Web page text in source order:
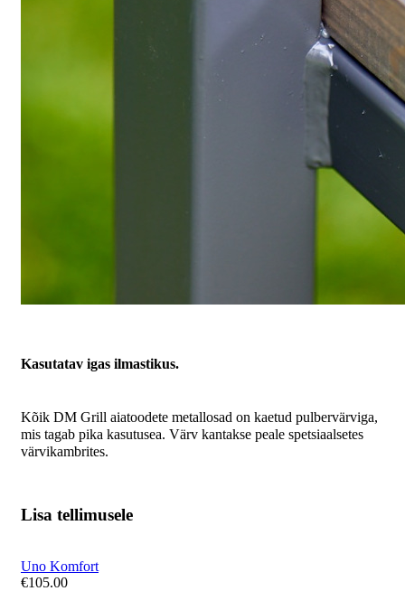
Kasutatav igas ilmastikus.
Kõik DM Grill aiatoodete metallosad on kaetud pulbervärviga,
mis tagab pika kasutusea. Värv kantakse peale spetsiaalsetes
värvikambrites.
Lisa tellimusele
Uno Komfort
€105.00